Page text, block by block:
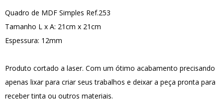
Quadro de MDF Simples Ref.253
Tamanho L x A: 21cm x 21cm
Espessura: 12mm
Produto cortado a laser. Com um ótimo acabamento precisando
apenas lixar para criar seus trabalhos e deixar a peça pronta para
receber tinta ou outros materiais.